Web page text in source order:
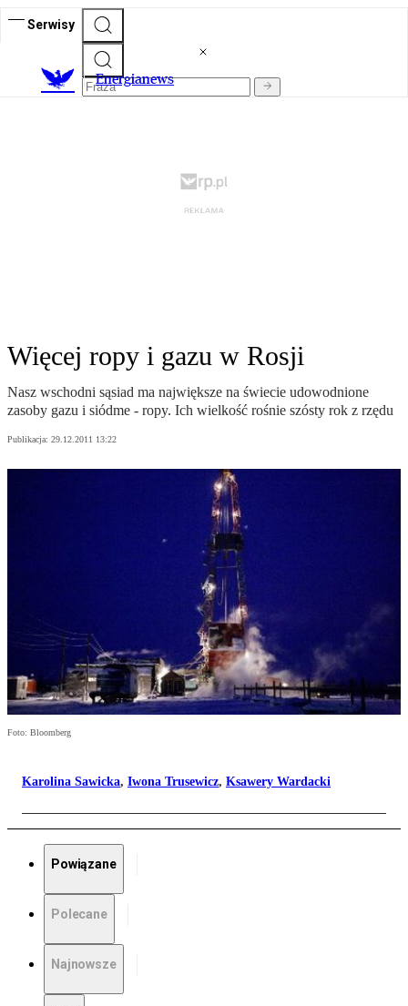
Serwisy
Energianews
Więcej ropy i gazu w Rosji
Nasz wschodni sąsiad ma największe na świecie udowodnione
zasoby gazu i siódme - ropy. Ich wielkość rośnie szósty rok z rzędu
Publikacja: 29.12.2011 13:22
Foto: Bloomberg
Karolina Sawicka, Iwona Trusewicz, Ksawery Wardacki
Powiązane
Polecane
Najnowsze